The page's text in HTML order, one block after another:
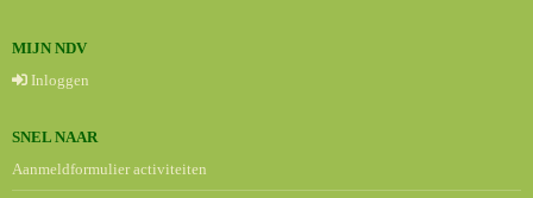
MIJN NDV
Inloggen
SNEL NAAR
Aanmeldformulier activiteiten